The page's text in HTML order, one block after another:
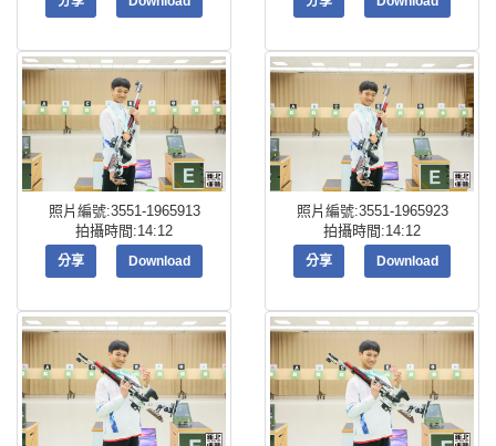
照片編號:3551-1965913
拍攝時間:14:12
分享 Download
照片編號:3551-1965923
拍攝時間:14:12
分享 Download